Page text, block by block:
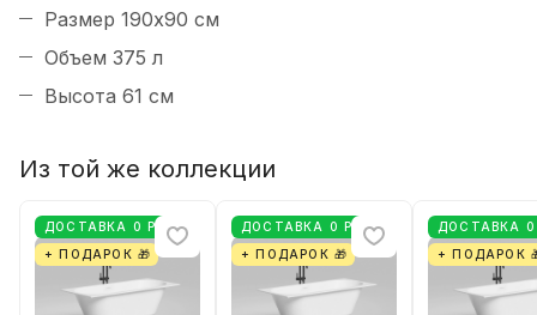
Размер 190x90 см
Объем 375 л
Высота 61 см
Из той же коллекции
ДОСТАВКА 0 РУБ
+ ПОДАРОК 🎁
ДОСТАВКА 0 РУБ
+ ПОДАРОК 🎁
ДОСТАВКА 0
+ ПОДАРОК